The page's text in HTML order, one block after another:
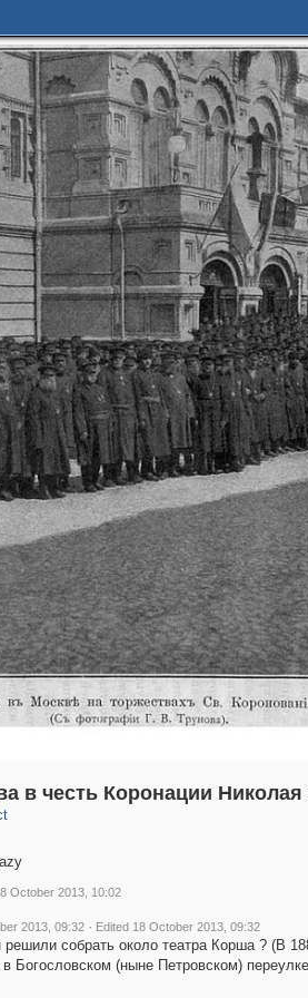
в честь Коронации Николая
October 2013, 10:02
2013, 09:32 · Edited 18 October 2013, 09:32
собрать около театра Корша ? (В
(ныне Петровском)